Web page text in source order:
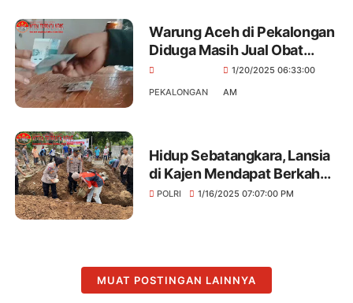
Warung Aceh di Pekalongan
Diduga Masih Jual Obat
Terlarang, Masyarakat
Resah dan Prihatin
PEKALONGAN
1/20/2025 06:33:00
AM
Hidup Sebatangkara, Lansia
di Kajen Mendapat Berkah
Bedah Rumah dari Polres
POLRI 1/16/2025 07:07:00 PM
MUAT POSTINGAN LAINNYA